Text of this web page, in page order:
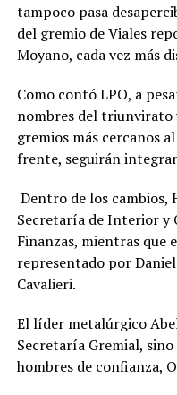
tampoco pasa
del gremio de Viales
Moyano, cada vez más
Como contó LPO, a
nombres del triunvirato
gremios más cercanos
frente, seguirán
Dentro de los cambios,
Secretaría de Interior y
Finanzas, mientras que
representado por
Cavalieri.
El líder metalúrgico
Secretaría Gremial,
hombres de confianza,